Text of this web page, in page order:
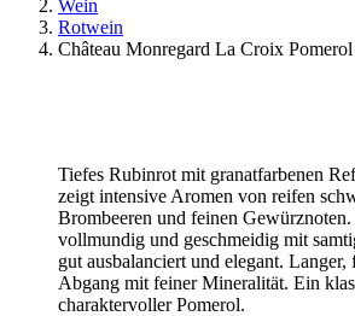
Wein
Rotwein
Château Monregard La Croix
Tiefes Rubinrot mit granatfarbenen
zeigt intensive Aromen von reifen
Brombeeren und feinen
vollmundig und geschmeidig mit
gut ausbalanciert und elegant. Langer,
Abgang mit feiner Mineralität. Ein
charaktervoller Pomerol.